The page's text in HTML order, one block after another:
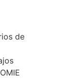
de